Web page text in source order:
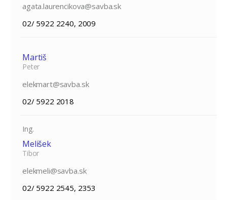
agata.laurencikova@savba.sk
02/ 5922 2240, 2009
Martiš
Peter
elekmart@savba.sk
02/ 5922 2018
Ing.
Melišek
Tibor
elekmeli@savba.sk
02/ 5922 2545, 2353